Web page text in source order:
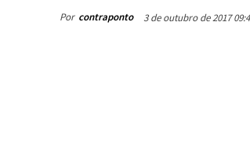
Por contraponto 3 de outubro de 2017